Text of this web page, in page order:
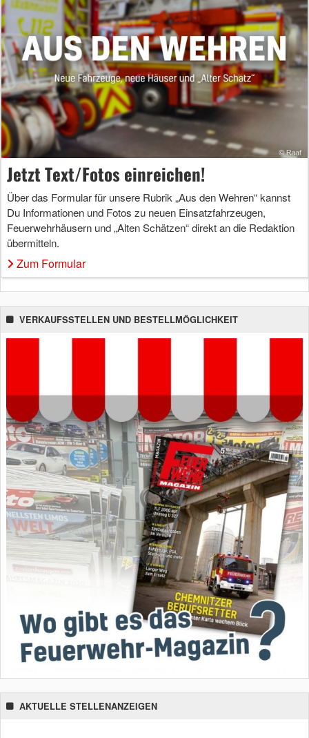
Jetzt Text/Fotos einreichen!
Über das Formular für unsere Rubrik „Aus den Wehren“ kannst
Du Informationen und Fotos zu neuen Einsatzfahrzeugen,
Feuerwehrhäusern und „Alten Schätzen“ direkt an die Redaktion
übermitteln.
Zum Formular
VERKAUFSSTELLEN UND BESTELLMÖGLICHKEIT
AKTUELLE STELLENANZEIGEN